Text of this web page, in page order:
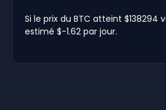
Si le prix du BTC atteint $138294
estimé $-1.62 par jour.